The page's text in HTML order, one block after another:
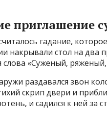
приглашение
гадание,
накрывали стол на два
слова «Суженый,
раздавался звон
скрип двери и
и садился к ней за